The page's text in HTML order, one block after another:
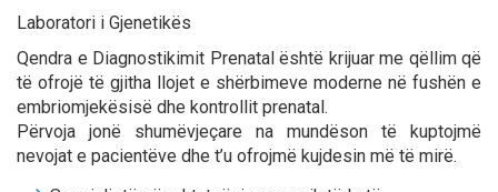
Laboratori i Gjenetikës
Qendra e Diagnostikimit Prenatal është krijuar me qëllim që
të ofrojë të gjitha llojet e shërbimeve moderne në fushën e
embriomjekësisë dhe kontrollit prenatal.
Përvoja jonë shumëvjeçare na mundëson të kuptojmë
nevojat e pacientëve dhe t’u ofrojmë kujdesin më të mirë.